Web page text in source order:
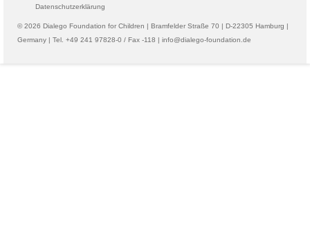
Datenschutzerklärung
© 2026 Dialego Foundation for Children | Bramfelder Straße 70 | D-22305 Hamburg |
Germany | Tel. +49 241 97828-0 / Fax -118 | info@dialego-foundation.de